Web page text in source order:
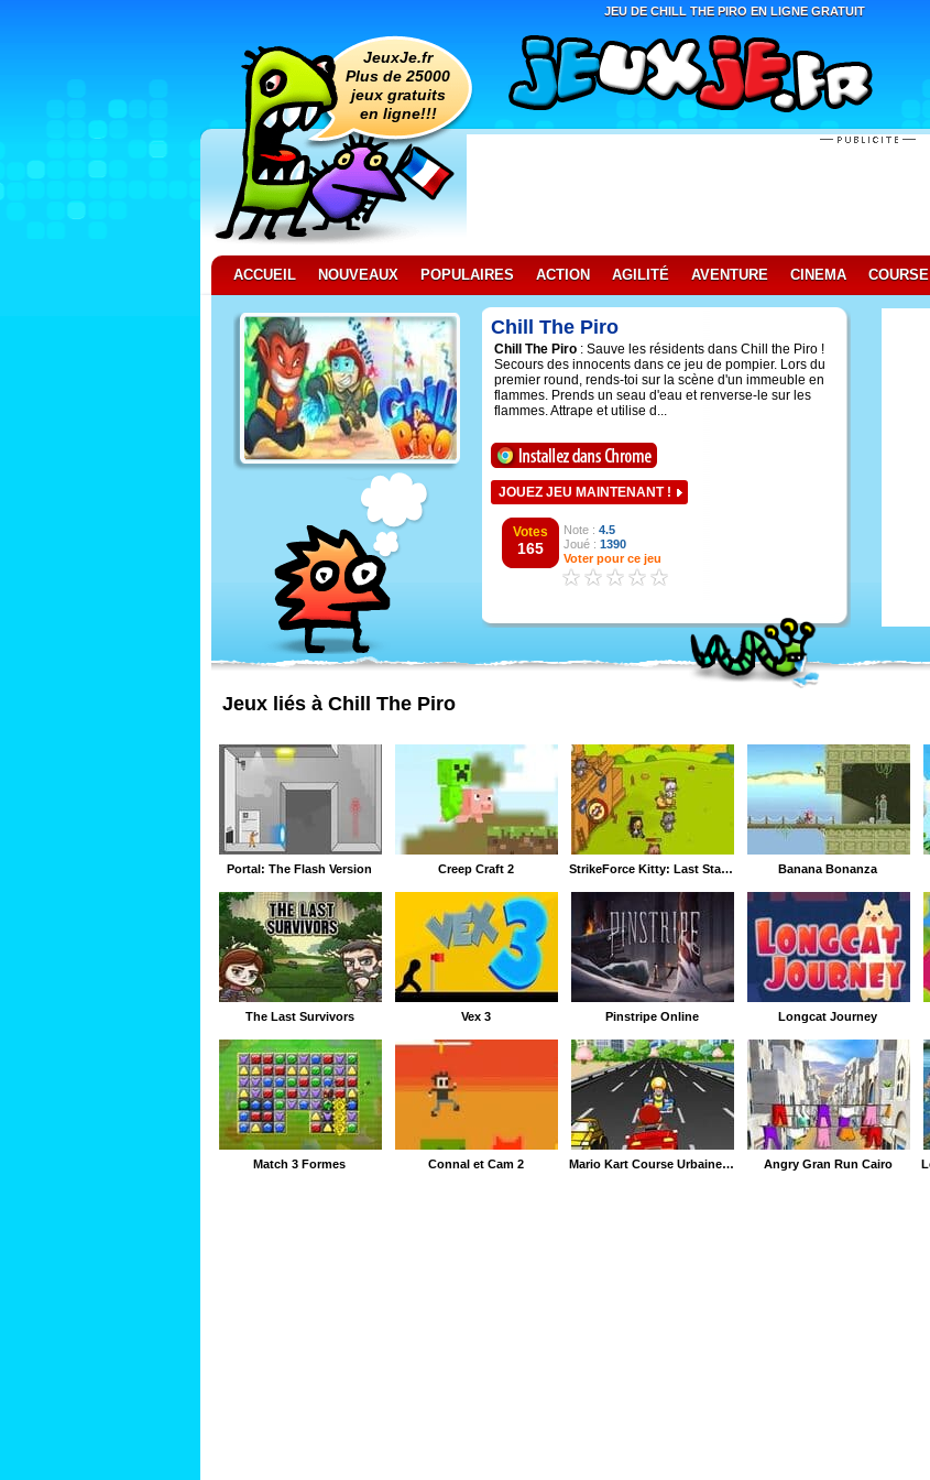
JEU DE CHILL THE PIRO EN LIGNE GRATUIT
JeuxJe.fr
Plus de 25000
jeux gratuits
en ligne!!!
ACCUEIL NOUVEAUX POPULAIRES ACTION AGILITÉ AVENTURE CINEMA COURSE
Chill The Piro
Chill The Piro : Sauve les résidents dans Chill the Piro !
Secours des innocents dans ce jeu de pompier. Lors du
premier round, rends-toi sur la scène d'un immeuble en
flammes. Prends un seau d'eau et renverse-le sur les
flammes. Attrape et utilise d...
JOUEZ JEU MAINTENANT !
Votes
165
Note : 4.5
Joué : 1390
Voter pour ce jeu
Jeux liés à Chill The Piro
Portal: The Flash Version Creep Craft 2 StrikeForce Kitty: Last Stand Banana Bonanza
The Last Survivors Vex 3 Pinstripe Online Longcat Journey
Match 3 Formes Connal et Cam 2 Mario Kart Course Urbaine à Contre Sens Angry Gran Run Cairo